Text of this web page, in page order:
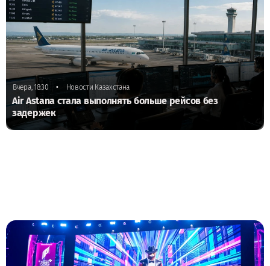
Вчера, 18:30 • Новости Казахстана
Air Astana стала выполнять больше рейсов без
задержек